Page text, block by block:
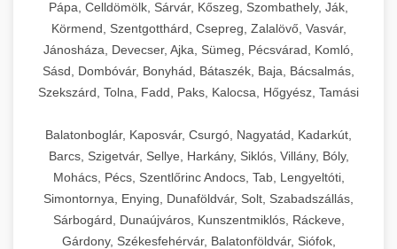
Pápa, Celldömölk, Sárvár, Kőszeg, Szombathely, Ják,
Körmend, Szentgotthárd, Csepreg, Zalalövő, Vasvár,
Jánosháza, Devecser, Ajka, Sümeg, Pécsvárad, Komló,
Sásd, Dombóvár, Bonyhád, Bátaszék, Baja, Bácsalmás,
Szekszárd, Tolna, Fadd, Paks, Kalocsa, Hőgyész, Tamási
Balatonboglár, Kaposvár, Csurgó, Nagyatád, Kadarkút,
Barcs, Szigetvár, Sellye, Harkány, Siklós, Villány, Bóly,
Mohács, Pécs, Szentlőrinc Andocs, Tab, Lengyeltóti,
Simontornya, Enying, Dunaföldvár, Solt, Szabadszállás,
Sárbogárd, Dunaújváros, Kunszentmiklós, Ráckeve,
Gárdony, Székesfehérvár, Balatonföldvár, Siófok,